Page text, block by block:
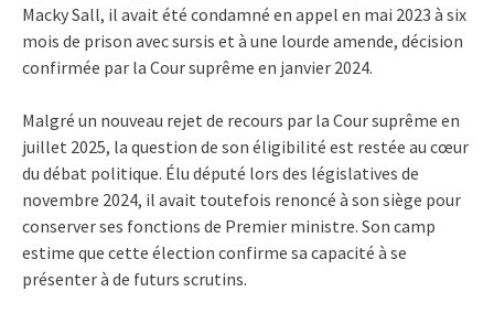
Macky Sall, il avait été condamné en appel en mai 2023 à six
mois de prison avec sursis et à une lourde amende, décision
confirmée par la Cour suprême en janvier 2024.
Malgré un nouveau rejet de recours par la Cour suprême en
juillet 2025, la question de son éligibilité est restée au cœur
du débat politique. Élu député lors des législatives de
novembre 2024, il avait toutefois renoncé à son siège pour
conserver ses fonctions de Premier ministre. Son camp
estime que cette élection confirme sa capacité à se
présenter à de futurs scrutins.